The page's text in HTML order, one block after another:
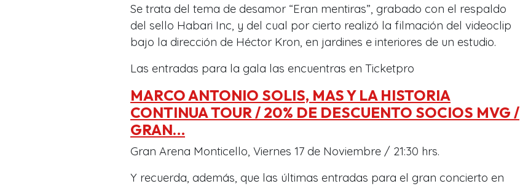
Se trata del tema de desamor “Eran mentiras”, grabado con el respaldo
del sello Habari Inc, y del cual por cierto realizó la filmación del videoclip
bajo la dirección de Héctor Kron, en jardines e interiores de un estudio.
Las entradas para la gala las encuentras en Ticketpro
MARCO ANTONIO SOLIS, MAS Y LA HISTORIA
CONTINUA TOUR / 20% DE DESCUENTO SOCIOS MVG /
GRAN…
Gran Arena Monticello, Viernes 17 de Noviembre / 21:30 hrs.
Y recuerda, además, que las últimas entradas para el gran concierto en